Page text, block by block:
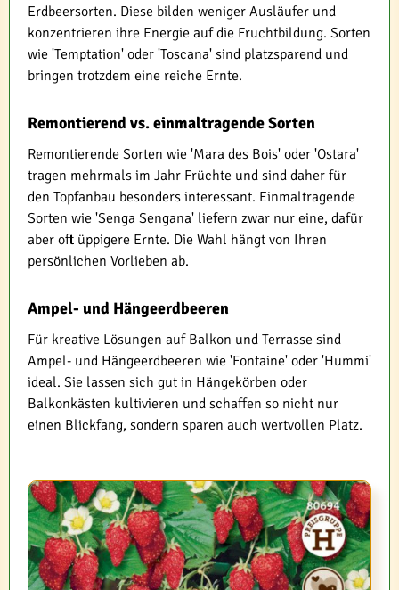
Erdbeersorten. Diese bilden weniger Ausläufer und
konzentrieren ihre Energie auf die Fruchtbildung. Sorten
wie 'Temptation' oder 'Toscana' sind platzsparend und
bringen trotzdem eine reiche Ernte.
Remontierend vs. einmaltragende Sorten
Remontierende Sorten wie 'Mara des Bois' oder 'Ostara'
tragen mehrmals im Jahr Früchte und sind daher für
den Topfanbau besonders interessant. Einmaltragende
Sorten wie 'Senga Sengana' liefern zwar nur eine, dafür
aber oft üppigere Ernte. Die Wahl hängt von Ihren
persönlichen Vorlieben ab.
Ampel- und Hängeerdbeeren
Für kreative Lösungen auf Balkon und Terrasse sind
Ampel- und Hängeerdbeeren wie 'Fontaine' oder 'Hummi'
ideal. Sie lassen sich gut in Hängekörben oder
Balkonkästen kultivieren und schaffen so nicht nur
einen Blickfang, sondern sparen auch wertvollen Platz.